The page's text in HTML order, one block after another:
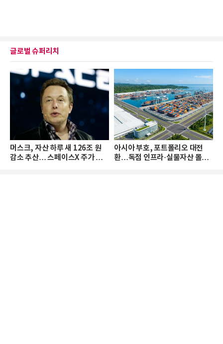
글로벌 슈퍼리치
머스크, 자산 하루 새 126조 원
감소 추산… 스페이스X 주가 하
아시아 부호, 포트폴리오 대전
환…독점 인프라·실물자산 몰린